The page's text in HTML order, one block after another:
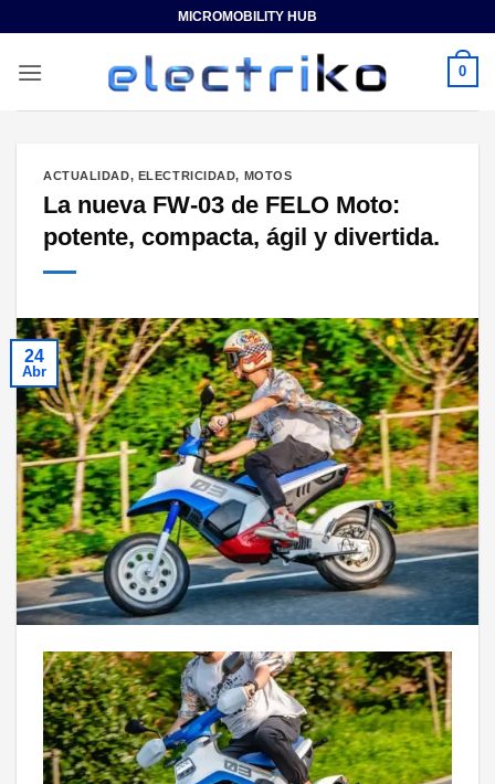
contenido
MICROMOBILITY HUB
0
ACTUALIDAD, ELECTRICIDAD, MOTOS
La nueva FW-03 de FELO Moto:
potente, compacta, ágil y divertida.
24
Abr